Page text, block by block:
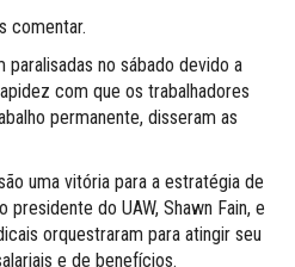
comentar.
paralisadas no sábado devido a
com que os trabalhadores
permanente, disseram as
uma vitória para a estratégia de
do UAW, Shawn Fain, e
orquestraram para atingir seu
e de benefícios.